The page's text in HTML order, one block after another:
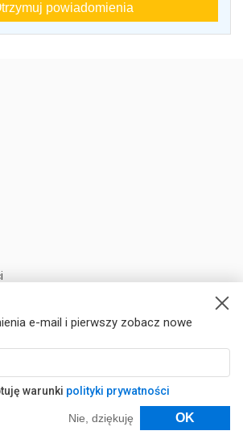
powiadomienia
e-mail i pierwszy zobacz nowe
warunki polityki prywatności
Nie, dziękuję OK
Filtry